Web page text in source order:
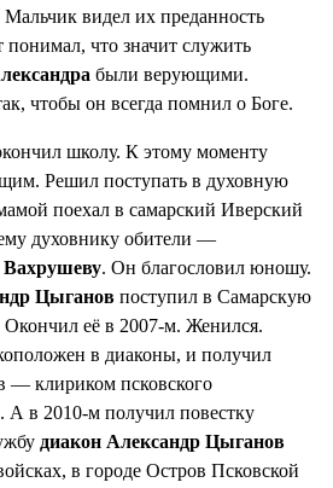
видел их преданность
понимал, что значит служить
были верующими.
чтобы он всегда помнил о Боге.
школу. К этому моменту
Решил поступать в духовную
поехал в самарский Иверский
духовнику обители —
Вахрушеву. Он благословил юношу.
Цыганов поступил в Самарскую
её в 2007-м. Женился.
в диаконы, и получил
— клириком псковского
А в 2010-м получил повестку
диакон Александр Цыганов
в городе Остров Псковской